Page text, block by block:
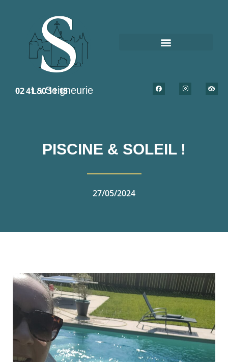
La Seigneurie
02 41 50 11 15
PISCINE & SOLEIL !
27/05/2024